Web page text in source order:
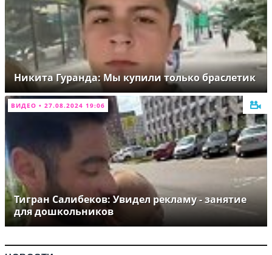
Никита Гуранда: Мы купили только браслетик
ВИДЕО • 27.08.2024 19:06
Тигран Салибеков: Увидел рекламу - занятие
для дошкольников